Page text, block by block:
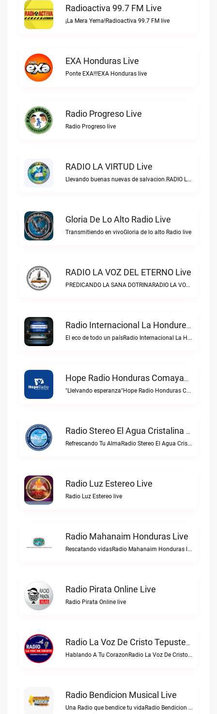
Radioactiva 99.7 FM Live
¡La Mera Yema!Radioactiva 99.7 FM live
EXA Honduras Live
Ponte EXA!!!EXA Honduras live
Radio Progreso Live
Radio Progreso live
RADIO LA VIRTUD Live
Llevando buenas nuevas de salvacion.RADIO LA VIRTUD live
Gloria De Lo Alto Radio Live
Transmitiendo en vivoGloria de lo alto Radio live
RADIO LA VOZ DEL ETERNO Live
PREDICANDO LA SANA DOTRINARADIO LA VOZ DEL ETERNO live
Radio Internacional La Hondureña Live
El eco de todo un paísRadio Internacional La Hondureña live
Hope Radio Honduras Comayaguela Live
"Llelvando esperanza"Hope Radio Honduras Comayaguela live
Radio Stereo El Agua Cristalina Olanchito Live
Refrescando Tu AlmaRadio Stereo El Agua Cristalina Olanchito live
Radio Luz Estereo Live
Radio Luz Estereo live
Radio Mahanaim Honduras Live
Rescatando vidasRadio Mahanaim Honduras live
Radio Pirata Online Live
Radio Pirata Online live
Radio La Voz De Cristo Tepusteca Live
Hablando A Tu CorazonRadio La Voz De Cristo Tepusteca live
Radio Bendicion Musical Live
Una Radio que bendice tu vidaRadio Bendicion Musical live